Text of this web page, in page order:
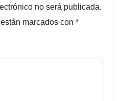
no será publicada.
marcados con *